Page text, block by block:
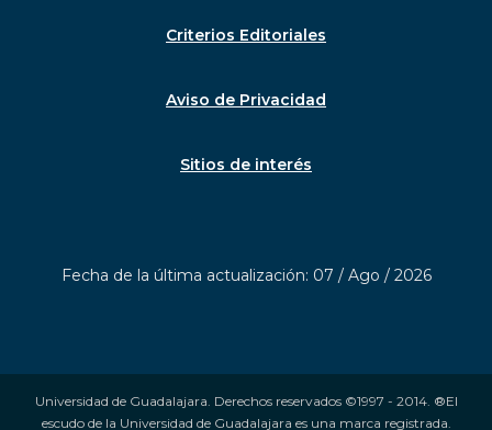
Criterios Editoriales
Aviso de Privacidad
Sitios de interés
Fecha de la última actualización: 07 / Ago / 2026
Universidad de Guadalajara. Derechos reservados ©1997 - 2014. ®El
escudo de la Universidad de Guadalajara es una marca registrada.